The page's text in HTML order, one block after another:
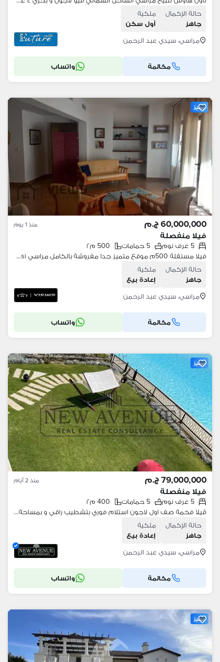
حالة الإكمال
جاهز
ملكية
أول سكن
مراسي، سيدي عبد الرحمن
مكالمة واتساب
مميز
60,000,000 ج.م منذ 1 يوم
فيلا منفصلة
5 غرف نوم 5 حمامات
500 م٢
فيلا مستقلة 500م موقع متميز جدا مفروشة بالكامل مراسي Marassi
حالة الإكمال
جاهز
ملكية
إعادة بيع
مراسي، سيدي عبد الرحمن
مكالمة واتساب
مميز
79,000,000 ج.م منذ 2 أيام
فيلا منفصلة
5 غرف نوم 5 حمامات
400 م٢
ڤيلاً فخمة صف اول لاجون استلام فوري بتشطيب راقي و بمساحة ارض كبيرة في بلانكا - مراسي موقع مميز جداً للبيع
حالة الإكمال
جاهز
ملكية
إعادة بيع
مراسي، سيدي عبد الرحمن
مكالمة واتساب
مميز